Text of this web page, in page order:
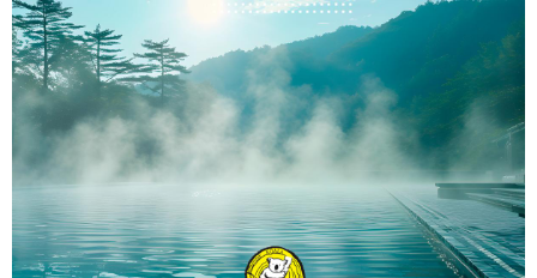
Denúncias
Relatório Transparência
Trabalhe Conosco